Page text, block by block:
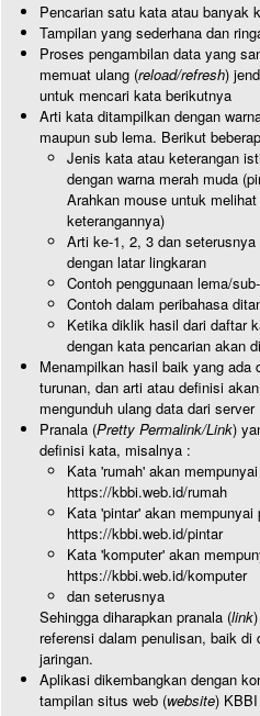
Pencarian satu kata atau banyak
Tampilan yang sederhana dan
Proses pengambilan data yang
memuat ulang (reload/refresh)
untuk mencari kata berikutnya
Arti kata ditampilkan dengan
maupun sub lema. Berikut
Jenis kata atau keterangan
dengan warna merah muda
Arahkan mouse untuk
keterangannya)
Arti ke-1, 2, 3 dan
dengan latar lingkaran
Contoh penggunaan lema/
Contoh dalam peribahasa
Ketika diklik hasil dari daftar
dengan kata pencarian akan
Menampilkan hasil baik yang ada
turunan, dan arti atau definisi
mengunduh ulang data dari server
Pranala (Pretty Permalink/Link)
definisi kata, misalnya :
Kata 'rumah' akan
https://kbbi.web.id/rumah
Kata 'pintar' akan mempunyai
https://kbbi.web.id/pintar
Kata 'komputer' akan
https://kbbi.web.id/komputer
dan seterusnya
Sehingga diharapkan pranala (link
referensi dalam penulisan, baik di
jaringan.
Aplikasi dikembangkan dengan
tampilan situs web (website)